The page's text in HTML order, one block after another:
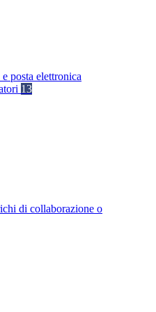
posta elettronica
13
di collaborazione o